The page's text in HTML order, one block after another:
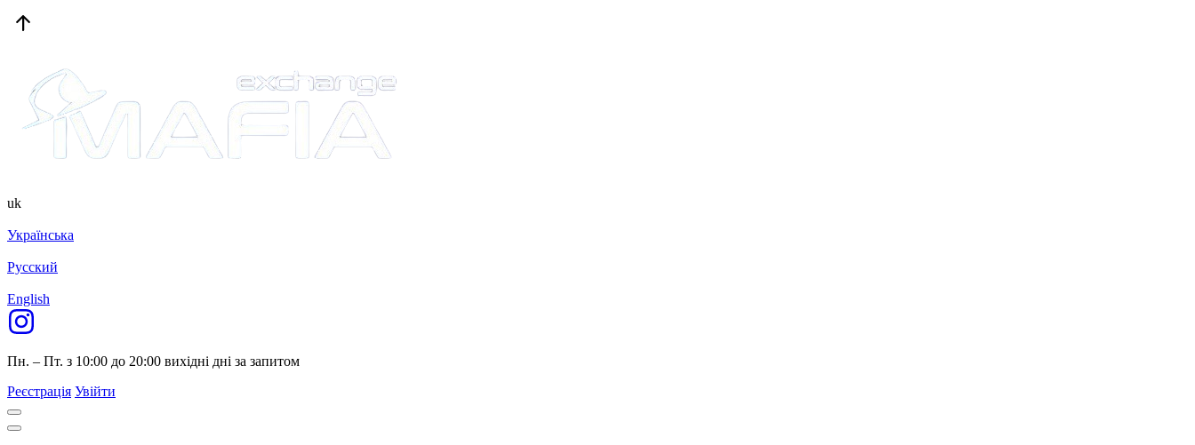
uk
Українська
Русский
English
Пн. – Пт. з 10:00 до 20:00 вихідні дні за запитом
Реєстрація Увійти